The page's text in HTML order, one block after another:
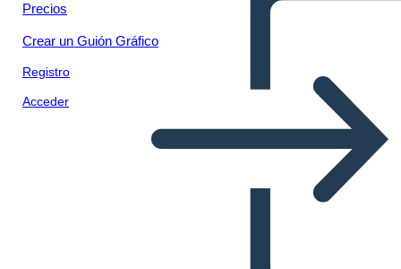
Precios
Crear un Guión Gráfico
Registro
Acceder